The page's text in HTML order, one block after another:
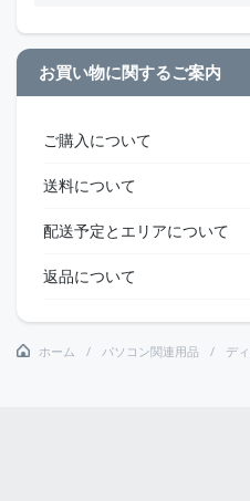
お買い物に関するご案内
ご購入について
送料について
配送予定とエリアについて
返品について
ホーム パソコン関連用品 デ